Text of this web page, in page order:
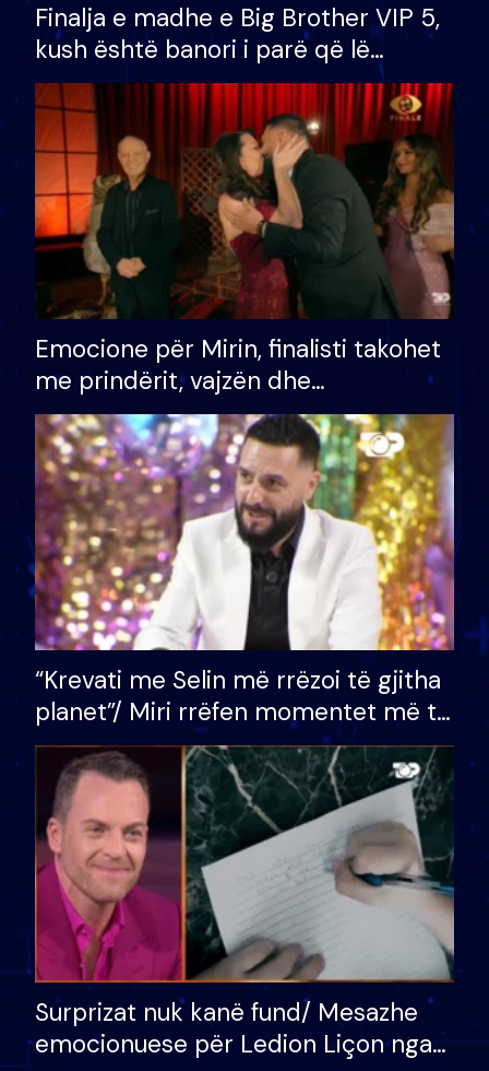
Finalja e madhe e Big Brother VIP 5,
kush është banori i parë që lë
shtëpinë dhe humb mundësinë për
të fituar çmimin e madh
Emocione për Mirin, finalisti takohet
me prindërit, vajzën dhe
bashkëshorten: S’kemi ndonjë letër
divorci apo jo?
“Krevati me Selin më rrëzoi të gjitha
planet”/ Miri rrëfen momentet më të
bukura në shtëpinë e BB VIP: Do më
mungojë zilja e mëngjesit kur…
Surprizat nuk kanë fund/ Mesazhe
emocionuese për Ledion Liçon nga